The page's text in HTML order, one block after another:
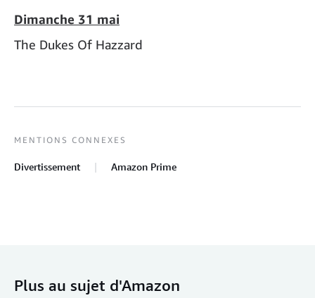
Dimanche 31 mai
The Dukes Of Hazzard
MENTIONS CONNEXES
Divertissement Amazon Prime
Plus au sujet d'Amazon